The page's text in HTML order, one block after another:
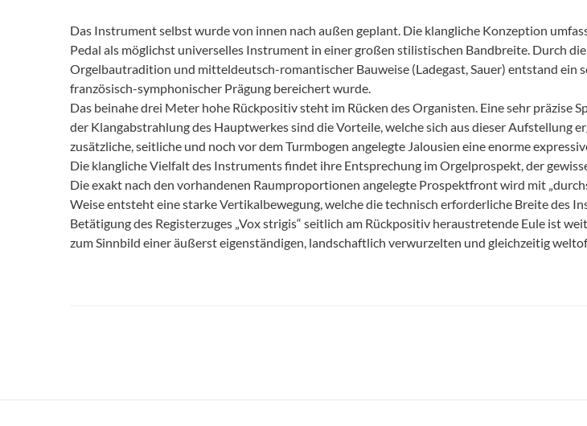
Das Instrument selbst wurde von innen nach außen geplant. Die klangliche Konzeption
Pedal als möglichst universelles Instrument in einer großen stilistischen Bandbreite. Durch
Orgelbautradition und mitteldeutsch-romantischer Bauweise (Ladegast, Sauer) entstand
französisch-symphonischer Prägung bereichert wurde.
Das beinahe drei Meter hohe Rückpositiv steht im Rücken des Organisten. Eine sehr
der Klangabstrahlung des Hauptwerkes sind die Vorteile, welche sich aus dieser Aufstellung
zusätzliche, seitliche und noch vor dem Turmbogen angelegte Jalousien eine enorme
Die klangliche Vielfalt des Instruments findet ihre Entsprechung im Orgelprospekt, der
Die exakt nach den vorhandenen Raumproportionen angelegte Prospektfront wird mit
Weise entsteht eine starke Vertikalbewegung, welche die technisch erforderliche Breite des
Betätigung des Registerzuges „Vox strigis“ seitlich am Rückpositiv heraustretende Eule ist
zum Sinnbild einer äußerst eigenständigen, landschaftlich verwurzelten und gleichzeitig